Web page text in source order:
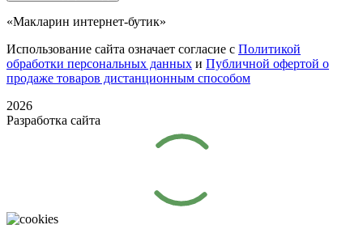
«Макларин интернет-бутик»
Использование сайта означает согласие с Политикой
обработки персональных данных и Публичной офертой о
продаже товаров дистанционным способом
2026
Разработка сайта